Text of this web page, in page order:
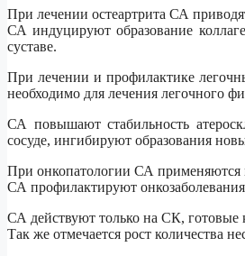
При лечении остеартрита СА
СА индуцируют образование
суставе.
При лечении и профилактике
необходимо для лечения легочного
СА повышают стабильность
сосуде, ингибируют образования
При онкопатологии СА применяются
СА профилактируют
СА действуют только на СК, готовые
Так же отмечается рост количества